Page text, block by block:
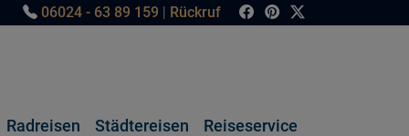
06024 - 63 89 159 | Rückruf
Radreisen Städtereisen Reiseservice